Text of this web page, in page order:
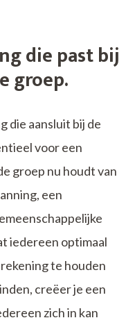
die past bij
groep.
die aansluit bij de
voor een
groep nu houdt van
een
iedereen optimaal
te houden
creëer je een
zich in kan